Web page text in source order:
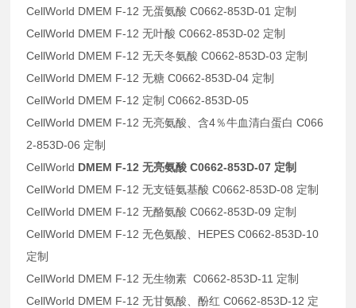
CellWorld DMEM F-12 无蛋氨酸 C0662-853D-01 定制
CellWorld DMEM F-12 无叶酸 C0662-853D-02 定制
CellWorld DMEM F-12 无天冬氨酸 C0662-853D-03 定制
CellWorld DMEM F-12 无糖 C0662-853D-04 定制
CellWorld DMEM F-12 定制 C0662-853D-05
CellWorld DMEM F-12 无亮氨酸、含4％牛血清白蛋白 C066
2-853D-06 定制
CellWorld DMEM F-12 无亮氨酸 C0662-853D-07 定制
CellWorld DMEM F-12 无支链氨基酸 C0662-853D-08 定制
CellWorld DMEM F-12 无酪氨酸 C0662-853D-09 定制
CellWorld DMEM F-12 无色氨酸、HEPES C0662-853D-10
定制
CellWorld DMEM F-12 无生物素 C0662-853D-11 定制
CellWorld DMEM F-12 无甘氨酸、酚红 C0662-853D-12 定